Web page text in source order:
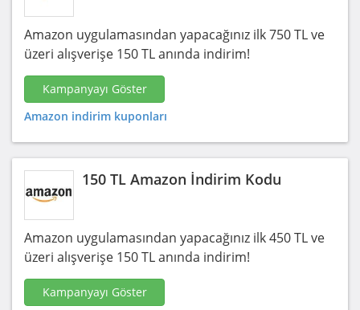
Amazon uygulamasından yapacağınız ilk 750 TL ve
üzeri alışverişe 150 TL anında indirim!
Kampanyayı Göster
Amazon indirim kuponları
150 TL Amazon İndirim Kodu
Amazon uygulamasından yapacağınız ilk 450 TL ve
üzeri alışverişe 150 TL anında indirim!
Kampanyayı Göster